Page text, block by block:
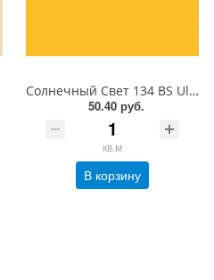
Солнечный Свет 134 BS Ultradecor ЛДСП 18 мм
50.40 руб.
кв.м
В корзину